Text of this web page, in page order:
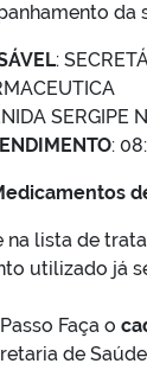
da
:
SERGIPE
:
na lista de
utilizado já
Faça o
de